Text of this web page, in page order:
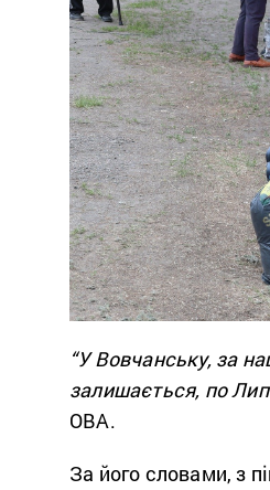
“У Вовчанську, за
залишається, по
ОВА.
За його словами, з